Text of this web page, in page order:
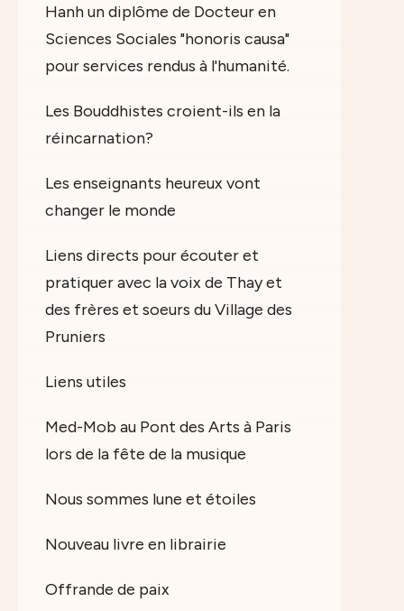
Hanh un diplôme de Docteur en
Sciences Sociales "honoris causa"
pour services rendus à l'humanité.
Les Bouddhistes croient-ils en la
réincarnation?
Les enseignants heureux vont
changer le monde
Liens directs pour écouter et
pratiquer avec la voix de Thay et
des frères et soeurs du Village des
Pruniers
Liens utiles
Med-Mob au Pont des Arts à Paris
lors de la fête de la musique
Nous sommes lune et étoiles
Nouveau livre en librairie
Offrande de paix